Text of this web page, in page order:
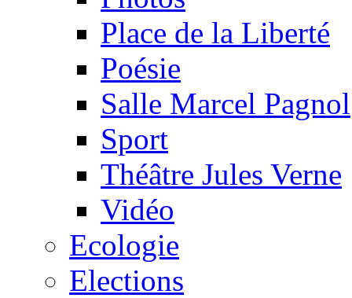
Place de la Liberté
Poésie
Salle Marcel Pagnol
Sport
Théâtre Jules Verne
Vidéo
Ecologie
Elections